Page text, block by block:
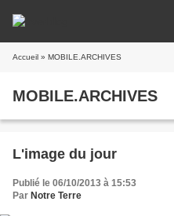
Accueil » MOBILE.ARCHIVES
MOBILE.ARCHIVES
L'image du jour
Publié le 06/10/2013 à 15:53
Par Notre Terre